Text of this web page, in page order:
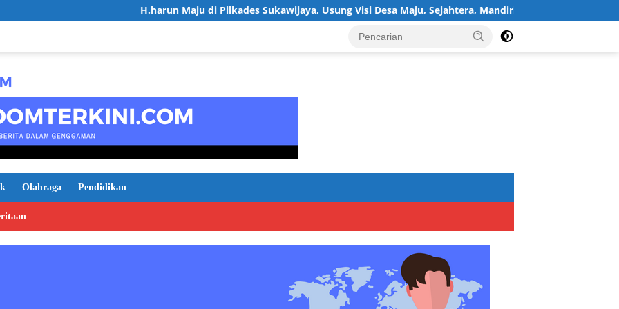
H.harun Maju di Pilkades Sukawijaya, Usung Visi Desa Maju, Sejahtera, Mandiri, dan Religius Bangun Sukawijaya
Olahraga Pendidikan